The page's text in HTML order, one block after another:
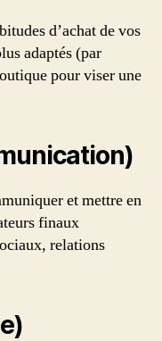
d’achat de vos
adaptés (par
pour viser une
et mettre en
finaux
relations